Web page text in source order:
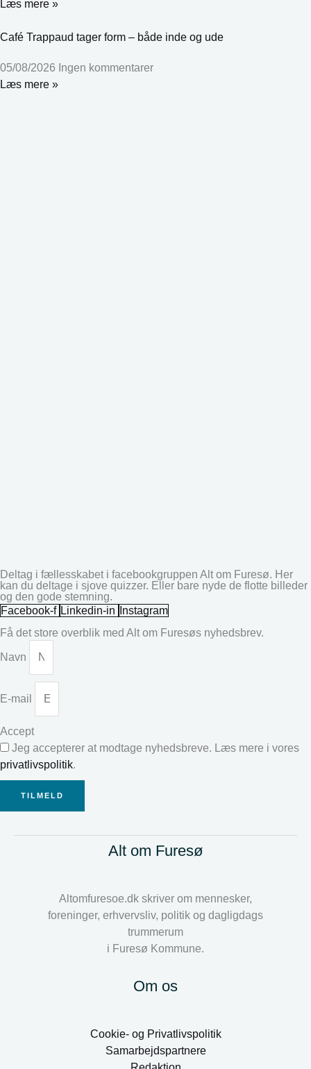
Læs mere »
Café Trappaud tager form – både inde og ude
05/08/2026 Ingen kommentarer
Læs mere »
Deltag i fællesskabet i facebookgruppen Alt om Furesø. Her
kan du deltage i sjove quizzer. Eller bare nyde de flotte billeder
og den gode stemning.
Facebook-f Linkedin-in
Instagram
Få det store overblik med Alt om Furesøs nyhedsbrev.
Navn
E-mail
Accept
Jeg accepterer at modtage nyhedsbreve. Læs mere i vores
privatlivspolitik.
TILMELD
Alt om Furesø
Altomfuresoe.dk skriver om mennesker,
foreninger, erhvervsliv, politik og dagligdags
trummerum
i Furesø Kommune.
Om os
Cookie- og Privatlivspolitik
Samarbejdspartnere